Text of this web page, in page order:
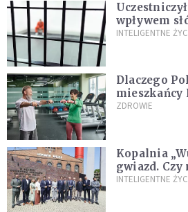
wpływem
zdanie
INTELIGENTNE
Dlaczego
mieszkańcy
Ekspertka
ZDROWIE
Kopalnia
gwiazd. Czy
„Dolina
INTELIGENTNE